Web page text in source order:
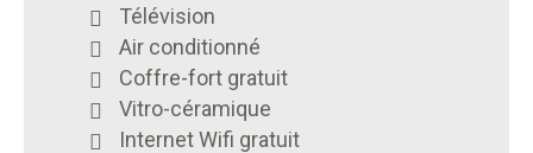
Télévision
Air conditionné
Coffre-fort gratuit
Vitro-céramique
Internet Wifi gratuit